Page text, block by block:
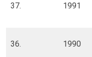
37.​ ​1991
36.​ ​1990